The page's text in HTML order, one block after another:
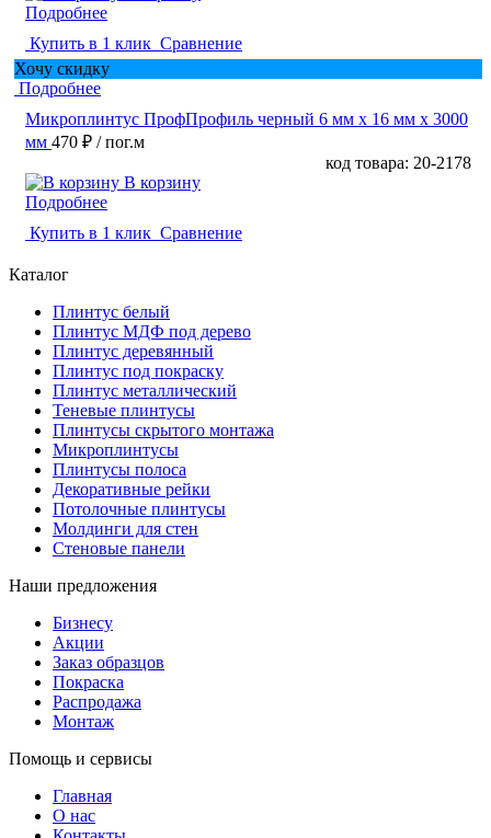
Подробнее
Купить в 1 клик Сравнение
Хочу скидку
Подробнее
Микроплинтус ПрофПрофиль черный 6 мм x 16 мм х 3000
мм 470 ₽ / пог.м
код товара: 20-2178
В корзину
Подробнее
Купить в 1 клик Сравнение
Каталог
Плинтус белый
Плинтус МДФ под дерево
Плинтус деревянный
Плинтус под покраску
Плинтус металлический
Теневые плинтусы
Плинтусы скрытого монтажа
Микроплинтусы
Плинтусы полоса
Декоративные рейки
Потолочные плинтусы
Молдинги для стен
Стеновые панели
Наши предложения
Бизнесу
Акции
Заказ образцов
Покраска
Распродажа
Монтаж
Помощь и сервисы
Главная
О нас